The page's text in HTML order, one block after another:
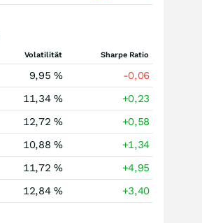
Volatilität Sharpe Ratio
9,95 %
-0,06
11,34 %
+0,23
12,72 %
+0,58
10,88 %
+1,34
11,72 %
+4,95
12,84 % +3,40